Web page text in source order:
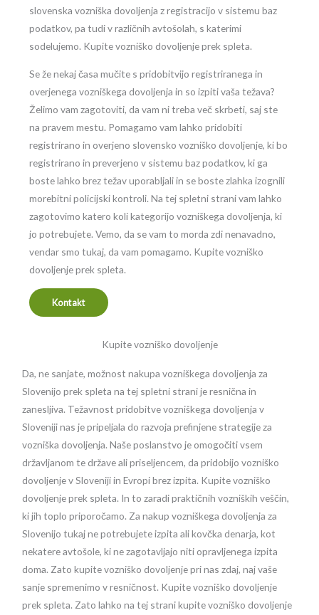
slovenska vozniška dovoljenja z registracijo v sistemu baz
podatkov, pa tudi v različnih avtošolah, s katerimi
sodelujemo. Kupite vozniško dovoljenje prek spleta.
Se že nekaj časa mučite s pridobitvijo registriranega in
overjenega vozniškega dovoljenja in so izpiti vaša težava?
Želimo vam zagotoviti, da vam ni treba več skrbeti, saj ste
na pravem mestu. Pomagamo vam lahko pridobiti
registrirano in overjeno slovensko vozniško dovoljenje, ki bo
registrirano in preverjeno v sistemu baz podatkov, ki ga
boste lahko brez težav uporabljali in se boste zlahka izognili
morebitni policijski kontroli. Na tej spletni strani vam lahko
zagotovimo katero koli kategorijo vozniškega dovoljenja, ki
jo potrebujete. Vemo, da se vam to morda zdi nenavadno,
vendar smo tukaj, da vam pomagamo. Kupite vozniško
dovoljenje prek spleta.
Kontakt
Kupite vozniško dovoljenje
Da, ne sanjate, možnost nakupa vozniškega dovoljenja za
Slovenijo prek spleta na tej spletni strani je resnična in
zanesljiva. Težavnost pridobitve vozniškega dovoljenja v
Sloveniji nas je pripeljala do razvoja prefinjene strategije za
vozniška dovoljenja. Naše poslanstvo je omogočiti vsem
državljanom te države ali priseljencem, da pridobijo vozniško
dovoljenje v Sloveniji in Evropi brez izpita. Kupite vozniško
dovoljenje prek spleta. In to zaradi praktičnih vozniških veščin,
ki jih toplo priporočamo. Za nakup vozniškega dovoljenja za
Slovenijo tukaj ne potrebujete izpita ali kovčka denarja, kot
nekatere avtošole, ki ne zagotavljajo niti opravljenega izpita
doma. Zato kupite vozniško dovoljenje pri nas zdaj, naj vaše
sanje spremenimo v resničnost. Kupite vozniško dovoljenje
prek spleta. Zato lahko na tej strani kupite vozniško dovoljenje